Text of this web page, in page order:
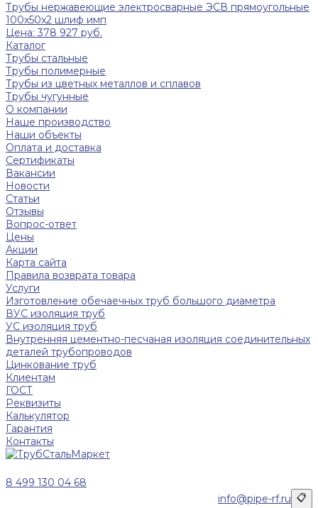
Трубы нержавеющие электросварные ЭСВ прямоугольные
100x50x2 шлиф имп
Цена: 378 927 руб.
Каталог
Трубы стальные
Трубы полимерные
Трубы из цветных металлов и сплавов
Трубы чугунные
О компании
Наше производство
Наши объекты
Оплата и доставка
Сертификаты
Вакансии
Новости
Статьи
Отзывы
Вопрос-ответ
Цены
Акции
Карта сайта
Правила возврата товара
Услуги
Изготовление обечаечных труб большого диаметра
ВУС изоляция труб
УС изоляция труб
Внутренняя цементно-песчаная изоляция соединительных
деталей трубопроводов
Цинкование труб
Клиентам
ГОСТ
Реквизиты
Калькулятор
Гарантия
Контакты
8 499 130 04 68
info@pipe-rf.ru 📋